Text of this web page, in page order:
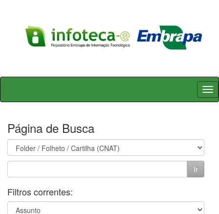
Skip
Página de Busca
Filtros correntes: